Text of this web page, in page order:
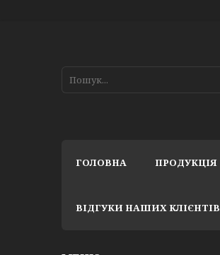
ГОЛОВНА ПРОДУКЦІЯ
ВІДГУКИ НАШИХ КЛІЄНТІВ